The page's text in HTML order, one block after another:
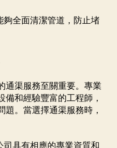
夠全面清潔管道，防止堵
通渠服務至關重要。專業
備和經驗豐富的工程師，
題。當選擇通渠服務時，
司具有相應的專業資質和